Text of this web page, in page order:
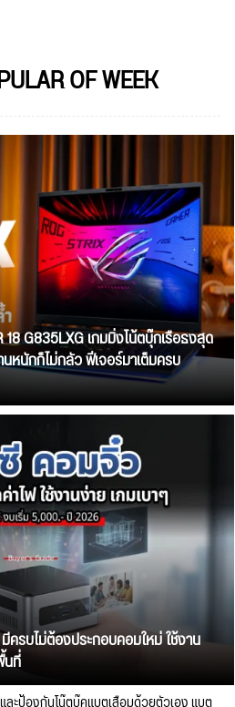
OF WEEK
G835LXG เกมมิ่งโน้ตบุ๊กเรือธงสุด
หนักก็ไม่กลัว ฟีเจอร์มาเต็มครบ
รบไม่ต้องประกอบคอมใหม่ ใช้งาน
ที่